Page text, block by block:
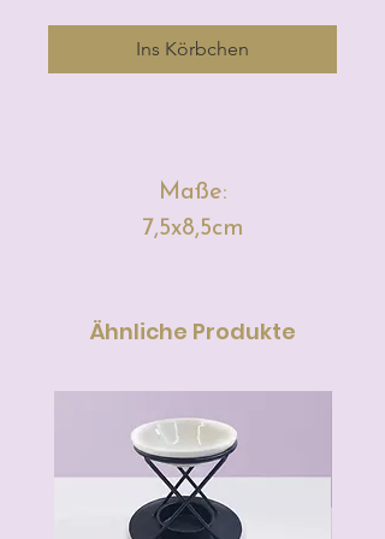
Ins Körbchen
Maße:
7,5x8,5cm
Ähnliche Produkte